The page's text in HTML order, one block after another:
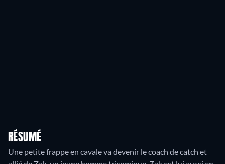
RÉSUMÉ
Une petite frappe en cavale va devenir le coach de catch et